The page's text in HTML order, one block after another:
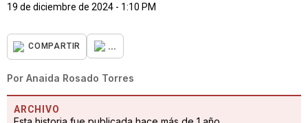
19 de diciembre de 2024 - 1:10 PM
COMPARTIR ...
Por Anaida Rosado Torres
ARCHIVO